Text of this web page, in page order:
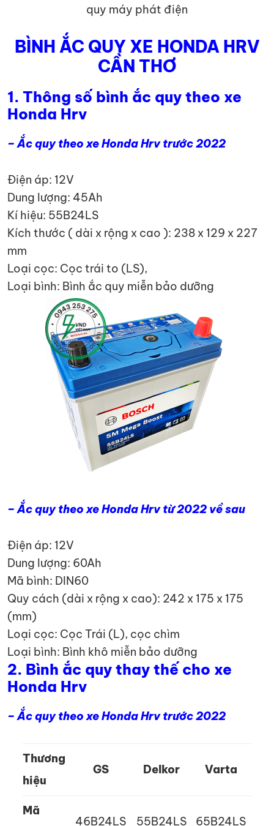
quy máy phát điện
BÌNH ẮC QUY XE HONDA HRV
CẦN THƠ
1. Thông số bình ắc quy theo xe
Honda Hrv
– Ắc quy theo xe Honda Hrv trước 2022
Điện áp: 12V
Dung lượng: 45Ah
Kí hiệu: 55B24LS
Kích thước ( dài x rộng x cao ): 238 x 129 x 227
mm
Loại cọc: Cọc trái to (LS),
Loại bình: Bình ắc quy miễn bảo dưỡng
– Ắc quy theo xe Honda Hrv từ 2022 về sau
Điện áp: 12V
Dung lượng: 60Ah
Mã bình: DIN60
Quy cách (dài x rộng x cao): 242 x 175 x 175
(mm)
Loại cọc: Cọc Trái (L), cọc chìm
Loại bình: Bình khô miễn bảo dưỡng
2. Bình ắc quy thay thế cho xe
Honda Hrv
– Ắc quy theo xe Honda Hrv trước 2022
Thương
hiệu
GS Delkor Varta
Mã
46B24LS 55B24LS 65B24LS